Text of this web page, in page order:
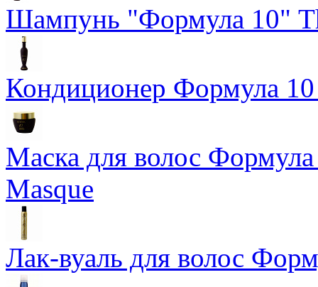
Шампунь "Формула 10"
Кондиционер Формула
Маска для волос
Masque
Лак-вуаль для волос